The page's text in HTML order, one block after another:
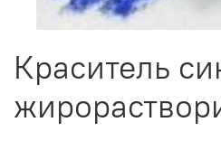
Краситель